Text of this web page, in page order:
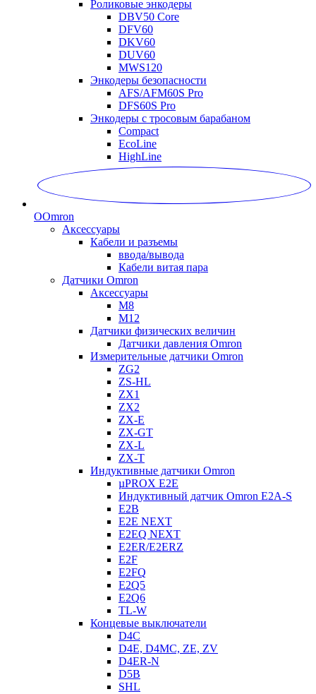
Роликовые энкодеры
DBV50 Core
DFV60
DKV60
DUV60
MWS120
Энкодеры безопасности
AFS/AFM60S Pro
DFS60S Pro
Энкодеры с тросовым барабаном
Compact
EcoLine
HighLine
OOmron
Аксессуары
Кабели и разъемы
ввода/вывода
Кабели витая пара
Датчики Omron
Аксессуары
M8
M12
Датчики физических величин
Датчики давления Omron
Измерительные датчики Omron
ZG2
ZS-HL
ZX1
ZX2
ZX-E
ZX-GT
ZX-L
ZX-T
Индуктивные датчики Omron
µPROX E2E
Индуктивный датчик Omron E2A-S
E2B
E2E NEXT
E2EQ NEXT
E2ER/E2ERZ
E2F
E2FQ
E2Q5
E2Q6
TL-W
Концевые выключатели
D4C
D4E, D4MC, ZE, ZV
D4ER-N
D5B
SHL